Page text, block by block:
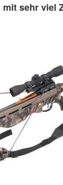
sehr viel